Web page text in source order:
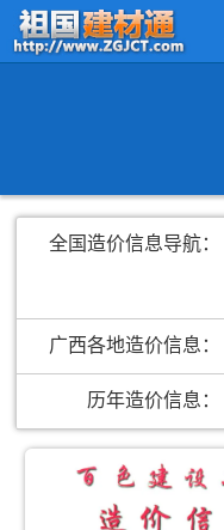
全国造价信息导航：
广西各地造价信息：
历年造价信息：